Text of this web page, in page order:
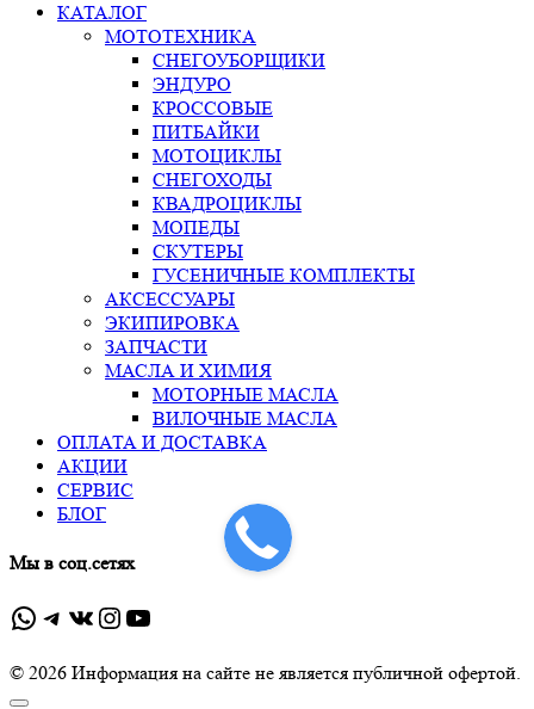
КАТАЛОГ
МОТОТЕХНИКА
СНЕГОУБОРЩИКИ
ЭНДУРО
КРОССОВЫЕ
ПИТБАЙКИ
МОТОЦИКЛЫ
СНЕГОХОДЫ
КВАДРОЦИКЛЫ
МОПЕДЫ
СКУТЕРЫ
ГУСЕНИЧНЫЕ КОМПЛЕКТЫ
АКСЕССУАРЫ
ЭКИПИРОВКА
ЗАПЧАСТИ
МАСЛА И ХИМИЯ
МОТОРНЫЕ МАСЛА
ВИЛОЧНЫЕ МАСЛА
ОПЛАТА И ДОСТАВКА
АКЦИИ
СЕРВИС
БЛОГ
Мы в соц.сетях
WhatsApp
Telegram
ВКонтакте
Instagram
YouTube
© 2026 Информация на сайте не является публичной офертой.